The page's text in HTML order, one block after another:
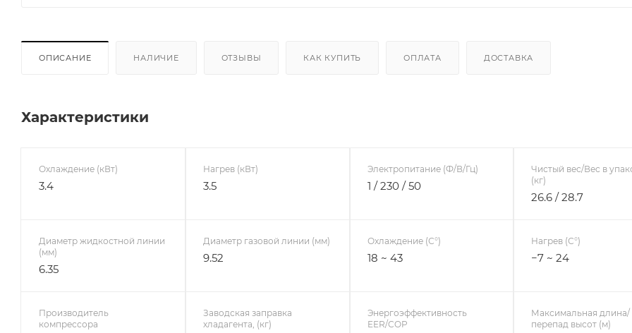
ОПИСАНИЕ НАЛИЧИЕ ОТЗЫВЫ КАК КУПИТЬ ОПЛАТА ДОСТАВКА
Характеристики
Охлаждение (кВт)
3.4
Нагрев (кВт)
3.5
Электропитание (Ф/В/Гц)
1 / 230 / 50
Чистый вес/Вес в
(кг)
26.6 / 28.7
Диаметр жидкостной линии
(мм)
6.35
Диаметр газовой линии (мм)
9.52
Охлаждение (С°)
18 ~ 43
Нагрев (С°)
−7 ~ 24
Производитель
компрессора
Заводская заправка
хладагента, (кг)
Энергоэффективность
EER/COP
Максимальная длина/
перепад высот (м)